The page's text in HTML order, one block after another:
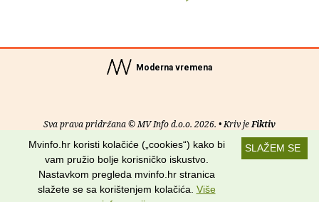
Moderna vremena
Sva prava pridržana © MV Info d.o.o. 2026. • Kriv jeFiktiv
Uvjeti korištenja RSS kanali
Potraži nas na:
SLAŽEM SE
Mvinfo.hr koristi kolačiće („cookies“) kako bi
vam pružio bolje korisničko iskustvo.
Nastavkom pregleda mvinfo.hr stranica
slažete se sa korištenjem kolačića. Više